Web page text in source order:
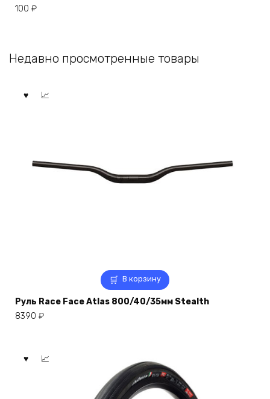
100 ₽
Недавно просмотренные товары
В корзину
Руль Race Face Atlas 800/40/35мм Stealth
8390 ₽